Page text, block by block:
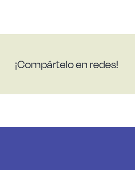
¡Compártelo en redes!